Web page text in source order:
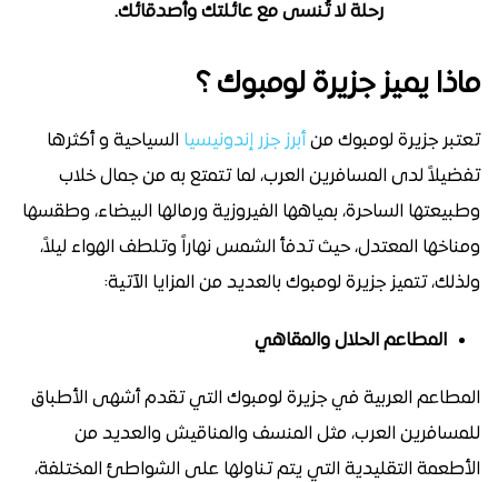
رحلة لا تُنسى مع عائلتك وأصدقائك.
ماذا يميز جزيرة لومبوك ؟
تعتبر جزيرة لومبوك من أبرز جزر إندونيسيا السياحية و أكثرها
تفضيلاً لدى المسافرين العرب، لما تتمتع به من جمال خلاب
وطبيعتها الساحرة، بمياهها الفيروزية ورمالها البيضاء، وطقسها
ومناخها المعتدل، حيث تدفأ الشمس نهاراً وتلطف الهواء ليلاً،
ولذلك، تتميز جزيرة لومبوك بالعديد من المزايا الآتية:
المطاعم الحلال والمقاهي
المطاعم العربية في جزيرة لومبوك التي تقدم أشهى الأطباق
للمسافرين العرب، مثل المنسف والمناقيش والعديد من
الأطعمة التقليدية التي يتم تناولها على الشواطئ المختلفة،